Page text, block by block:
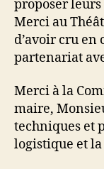
proposer
Merci au
d’avoir cru
partenariat
Merci à la
maire,
techniques et
logistique et